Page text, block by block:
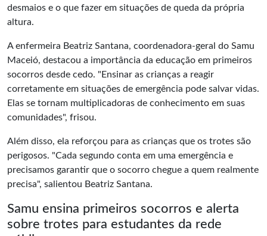
desmaios e o que fazer em situações de queda da própria
altura.
A enfermeira Beatriz Santana, coordenadora-geral do Samu
Maceió, destacou a importância da educação em primeiros
socorros desde cedo. "Ensinar as crianças a reagir
corretamente em situações de emergência pode salvar vidas.
Elas se tornam multiplicadoras de conhecimento em suas
comunidades", frisou.
Além disso, ela reforçou para as crianças que os trotes são
perigosos. "Cada segundo conta em uma emergência e
precisamos garantir que o socorro chegue a quem realmente
precisa", salientou Beatriz Santana.
Samu ensina primeiros socorros e alerta
sobre trotes para estudantes da rede